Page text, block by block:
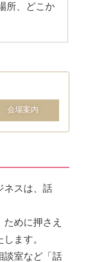
所、どこか
会場案内
ネスは、話
めに押さえ
ます。
談室など「話